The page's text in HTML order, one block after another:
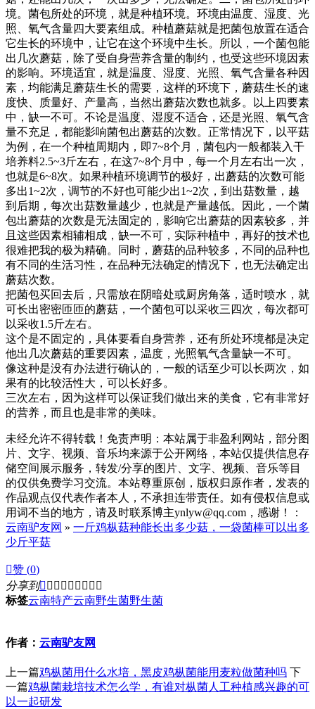
境。菌包所处的环境，就是种植环境。环境由温度、湿度、光
照、氧气含量四大要素组成。种植蘑菇就是把菌包放置在适合
它生长的环境中，让它在这个环境中生长。所以，一个菌包能
出几次蘑菇，除了受自身营养含量的制约，也受这些环境因素
的影响。环境适宜，就是温度、湿度、光照、氧气含量各种因
素，均能满足蘑菇生长的需要，这样的环境下，蘑菇生长的速
度快、质量好、产量高，当然出蘑菇次数也就多。以上四要素
中，缺一不可。不论是温度、湿度不适合，还是光照、氧气含
量不充足，都能影响菌包出蘑菇的次数。正常情况下，以平菇
为例，在一个种植周期内，即7~8个月，菌包内一般都装入干
培养料2.5~3斤左右，在这7~8个月中，每一个月左右出一次，
也就是6~8次。如果种植环境调节的极好，出蘑菇的次数可能
多出1~2次，调节的不好也可能少出1~2次，到出菇数量，越
到后期，每次出菇数量越少，也就是产量越低。因此，一个菌
包出蘑菇的次数是无法固定的，影响它出蘑菇的因素较多，并
且这些因素相辅相成，缺一不可，实际种植中，再好的技术也
很难把我的极为精确。同时，蘑菇的品种较多，不同的品种也
有不同的生活习性，在品种无法确定的情况下，也无法确定出
蘑菇次数。
把菌包买回去后，只需放在阴暗处或厨房角落，适时喷水，就
可长出密密匝匝的蘑菇，一个菌包可以采收三四次，每次都可
以采收1.5斤左右。
这个是不固定的，具体要看自身营养，还有所处环境都是决定
他出几次蘑菇的重要因素，温度，光照氧气含量缺一不可。
像这种是没有办法进行确认的，一般的话至少可以长两次，如
果有的比较活性大，可以长好多。
三次左右，因为这样可以保证我们做出来的美食，它有非常好
的营养，而且也是非常的美味。
未经允许不得转载！免责声明：本站属于非盈利网站，部分图
片、文字、视频、音乐均来源于公开网络，本站仅提供信息存
储空间展示服务，转发/分享的图片、文字、视频、音乐等目
的仅供免费学习交流。本站尊重原创，版权归原作者，发表的
作品观点仅代表作者本人，不承担连带责任。如有侵权信息或
用词不当的地方，请及时联系博主ynlyw@qq.com，感谢！：
云南驴友网 » 一斤鸡枞菇种能长出多少菇，一袋菌棒可以出多
少斤平菇
赞 (0)
分享到        
标签云南特产云南野生菌野生菌
作者： 云南驴友网
上一篇鸡枞菌用什么水培，黑皮鸡枞菌能用麦粒做菌种吗 下
一篇鸡枞菌栽培技术怎么学，有谁对枞菌人工种植感兴趣的可
以一起研发